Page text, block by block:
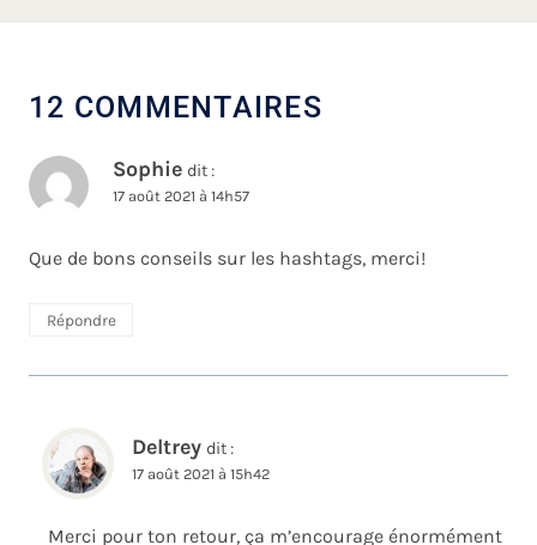
12 COMMENTAIRES
Sophie dit :
17 août 2021 à 14h57
Que de bons conseils sur les hashtags, merci!
Répondre
Deltrey dit :
17 août 2021 à 15h42
Merci pour ton retour, ça m’encourage énormément